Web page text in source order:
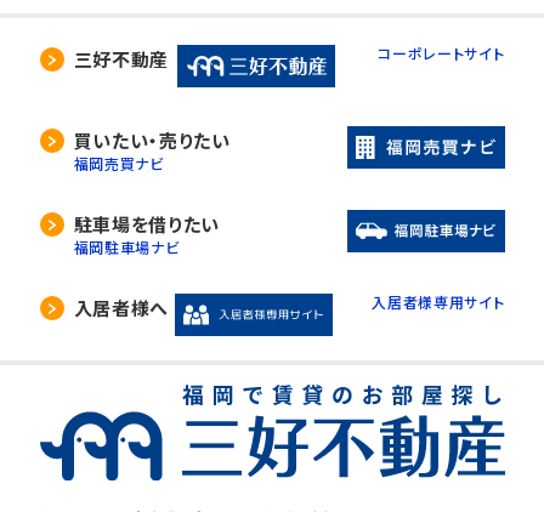
三好不動産 コーポレートサイト
買いたい・売りたい
福岡売買ナビ
駐車場を借りたい
福岡駐車場ナビ
入居者様へ 入居者様専用サイト